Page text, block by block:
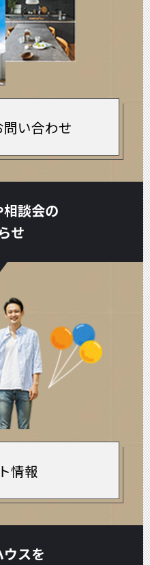
い合わせ
談会の
せ
情報
スを